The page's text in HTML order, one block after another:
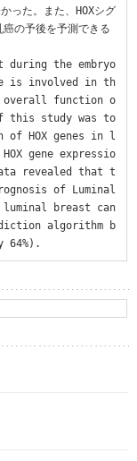
った。また、HOXシグ
の予後を予測できる
during the embryo
is involved in th
overall function o
this study was to
HOX genes in l
gene expressio
revealed that t
of Luminal
breast can
algorithm b
64%).